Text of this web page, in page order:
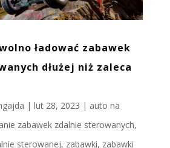
ładować zabawek
dłużej niż zaleca
| lut 28, 2023 | auto na
zabawek zdalnie sterowanych,
sterowanej, zabawki, zabawki